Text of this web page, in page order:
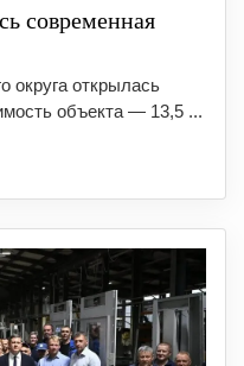
современная
округа открылась
объекта — 13,5 ...